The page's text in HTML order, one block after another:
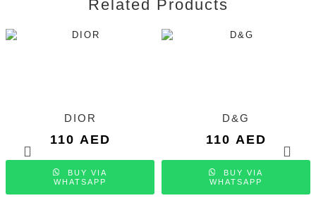
Related Products
DIOR
110 AED
BUY VIA
WHATSAPP
D&G
110 AED
BUY VIA
WHATSAPP